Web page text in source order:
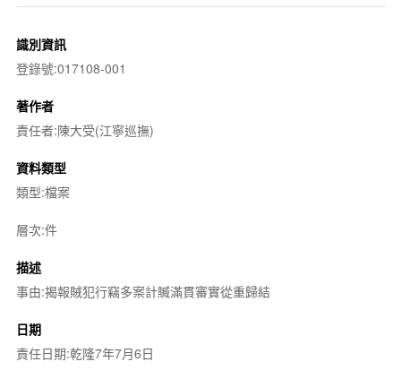
識別資訊
登錄號:017108-001
著作者
責任者:陳大受(江寧巡撫)
資料類型
類型:檔案
層次:件
描述
事由:揭報賊犯行竊多案計贓滿貫審實從重歸結
日期
責任日期:乾隆7年7月6日